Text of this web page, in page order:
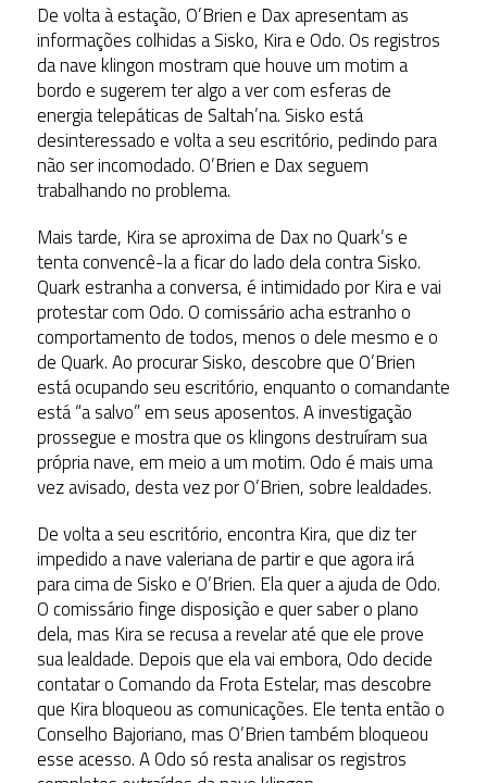
De volta à estação, O’Brien e Dax apresentam as
informações colhidas a Sisko, Kira e Odo. Os registros
da nave klingon mostram que houve um motim a
bordo e sugerem ter algo a ver com esferas de
energia telepáticas de Saltah’na. Sisko está
desinteressado e volta a seu escritório, pedindo para
não ser incomodado. O’Brien e Dax seguem
trabalhando no problema.
Mais tarde, Kira se aproxima de Dax no Quark’s e
tenta convencê-la a ficar do lado dela contra Sisko.
Quark estranha a conversa, é intimidado por Kira e vai
protestar com Odo. O comissário acha estranho o
comportamento de todos, menos o dele mesmo e o
de Quark. Ao procurar Sisko, descobre que O’Brien
está ocupando seu escritório, enquanto o comandante
está “a salvo” em seus aposentos. A investigação
prossegue e mostra que os klingons destruíram sua
própria nave, em meio a um motim. Odo é mais uma
vez avisado, desta vez por O’Brien, sobre lealdades.
De volta a seu escritório, encontra Kira, que diz ter
impedido a nave valeriana de partir e que agora irá
para cima de Sisko e O’Brien. Ela quer a ajuda de Odo.
O comissário finge disposição e quer saber o plano
dela, mas Kira se recusa a revelar até que ele prove
sua lealdade. Depois que ela vai embora, Odo decide
contatar o Comando da Frota Estelar, mas descobre
que Kira bloqueou as comunicações. Ele tenta então o
Conselho Bajoriano, mas O’Brien também bloqueou
esse acesso. A Odo só resta analisar os registros